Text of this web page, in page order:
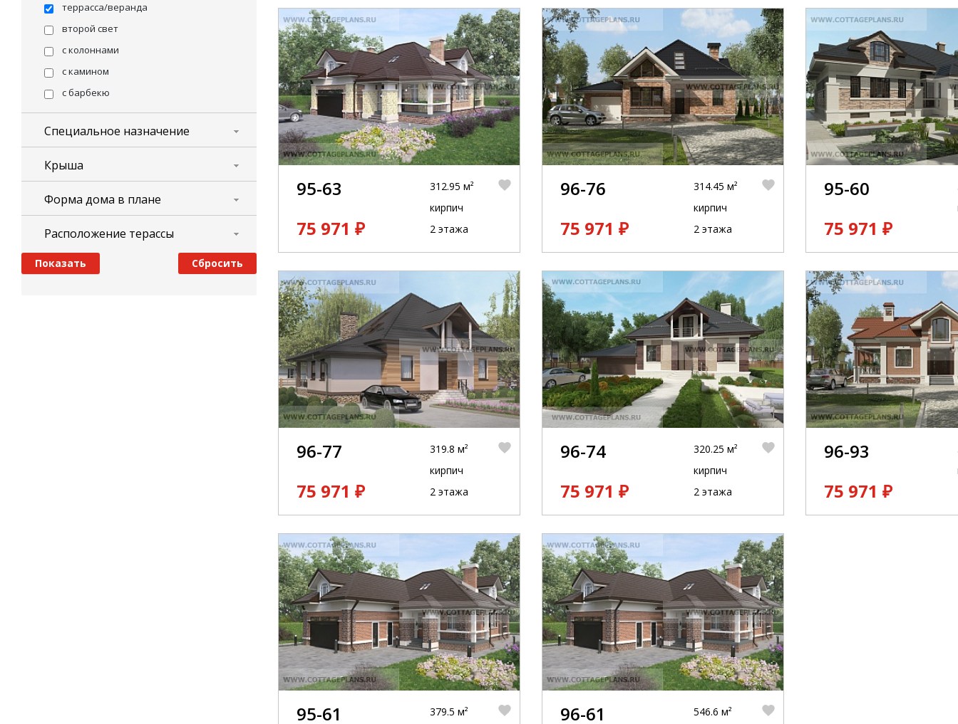
террасса/веранда
второй свет
с колоннами
с камином
с барбекю
Специальное назначение
Крыша
Форма дома в плане
Расположение терассы
95-63
75 971 ₽
312.95 м²
кирпич
2 этажа
96-76
75 971 ₽
314.45 м²
кирпич
2 этажа
95-60
75 971 ₽
96-77
75 971 ₽
319.8 м²
кирпич
2 этажа
96-74
75 971 ₽
320.25 м²
кирпич
2 этажа
96-93
75 971 ₽
95-61 379.5 м² 96-61 546.6 м²